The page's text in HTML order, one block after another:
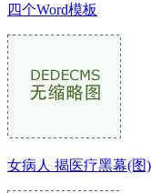
四个Word模板
女病人 揭医疗黑幕(图)